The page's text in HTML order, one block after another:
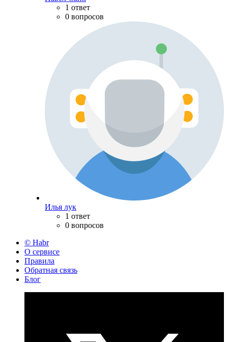
1 ответ
0 вопросов
Илья лук
1 ответ
0 вопросов
© Habr
О сервисе
Правила
Обратная связь
Блог